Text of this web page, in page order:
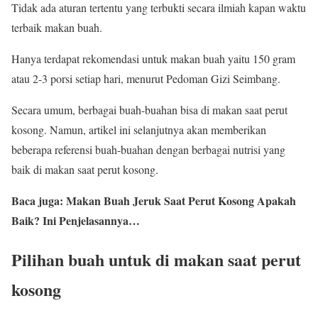
Tidak ada aturan tertentu yang terbukti secara ilmiah kapan waktu
terbaik makan buah.
Hanya terdapat rekomendasi untuk makan buah yaitu 150 gram
atau 2-3 porsi setiap hari, menurut Pedoman Gizi Seimbang.
Secara umum, berbagai buah-buahan bisa di makan saat perut
kosong. Namun, artikel ini selanjutnya akan memberikan
beberapa referensi buah-buahan dengan berbagai nutrisi yang
baik di makan saat perut kosong.
Baca juga: Makan Buah Jeruk Saat Perut Kosong Apakah
Baik? Ini Penjelasannya…
Pilihan buah untuk di makan saat perut
kosong